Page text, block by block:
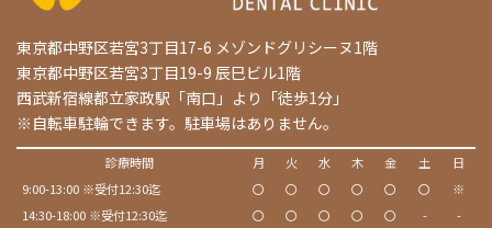
東京都中野区若宮3丁目17-6 メゾンドグリシーヌ1階
東京都中野区若宮3丁目19-9 辰巳ビル1階
西武新宿線都立家政駅「南口」より「徒歩1分」
※自転車駐輪できます。駐車場はありません。
診療時間 月 火 水 木 金 土
日
9:00-13:00 ※受付12:30迄
〇 〇 〇 〇 〇 〇
※
14:30-18:00 ※受付12:30迄
〇 〇 〇 〇 〇 -
-